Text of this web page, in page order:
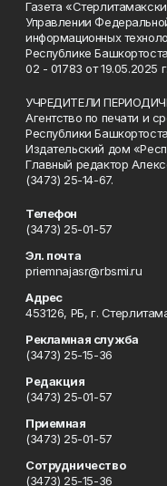
Газета
Управлении
информационных
Республике
02 - 01783 от 19.05.2025 г.
УЧРЕДИТЕЛИ
Агентство по печати и
Республики
Издательский дом
Главный редактор
(3473) 25-14-67.
Телефон
(3473) 25-01-57
Эл. почта
priemnajasr@rbsmi.ru
Адрес
453126, РБ, г.
Рекламная служба
(3473) 25-15-36
Редакция
(3473) 25-01-57
Приемная
(3473) 25-01-57
Сотрудничество
(3473) 25-15-36